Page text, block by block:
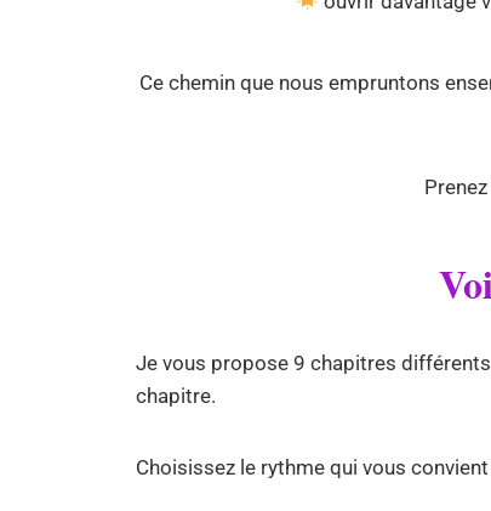
Ce chemin que nous empruntons
Je vous propose 9 chapitres
chapitre.
Choisissez le rythme qui vous